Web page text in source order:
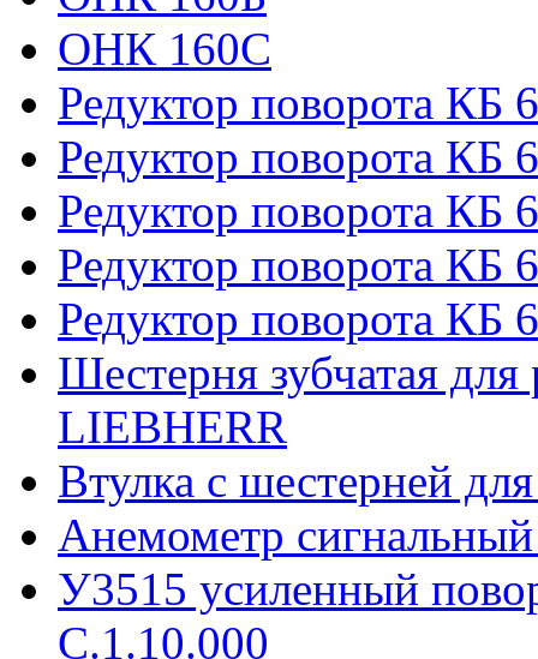
ОНК 160С
Редуктор поворота КБ
Редуктор поворота КБ
Редуктор поворота КБ
Редуктор поворота КБ
Редуктор поворота КБ
Шестерня зубчатая
LIEBHERR
Втулка с шестерней
Анемометр
У3515 усиленный
С.1.10.000